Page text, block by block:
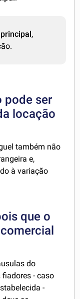
,
pode ser
locação
também não
e,
à variação
que o
do
fiadores - caso
-